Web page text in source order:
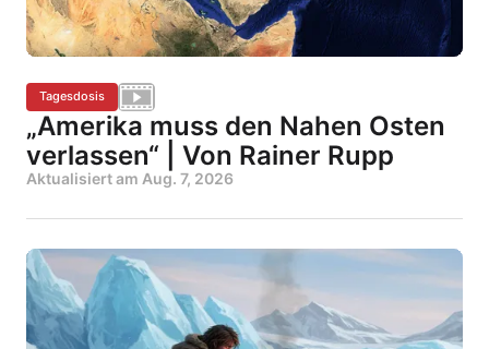
Tagesdosis
„Amerika muss den Nahen Osten
verlassen“ | Von Rainer Rupp
Aktualisiert am Aug. 7, 2026